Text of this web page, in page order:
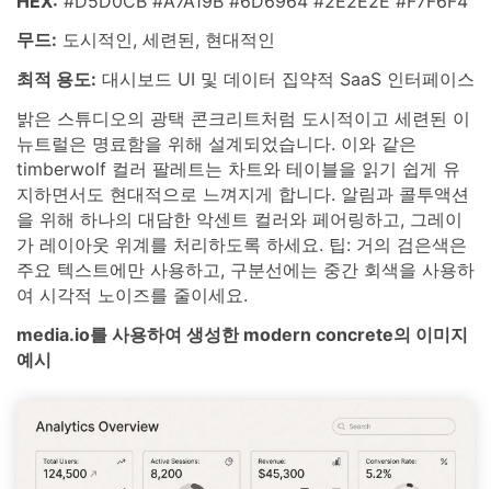
무드: 도시적인, 세련된, 현대적인
최적 용도: 대시보드 UI 및 데이터 집약적 SaaS 인터페이스
밝은 스튜디오의 광택 콘크리트처럼 도시적이고 세련된 이
뉴트럴은 명료함을 위해 설계되었습니다. 이와 같은
timberwolf 컬러 팔레트는 차트와 테이블을 읽기 쉽게 유
지하면서도 현대적으로 느껴지게 합니다. 알림과 콜투액션
을 위해 하나의 대담한 악센트 컬러와 페어링하고, 그레이
가 레이아웃 위계를 처리하도록 하세요. 팁: 거의 검은색은
주요 텍스트에만 사용하고, 구분선에는 중간 회색을 사용하
여 시각적 노이즈를 줄이세요.
media.io를 사용하여 생성한 modern concrete의 이미지
예시